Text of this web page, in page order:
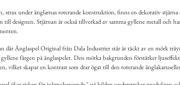
strax under änglarnas roterande konstruktion, finns en dekorativ
till designen. Stjärnan är också tillverkad av samma gyllene metall och
där Änglaspel Original från Dala Industrier står är täckt av en mörk
färgen på änglaspelet. Den mörka bakgrunden förstärker
vilket skapar en kontrast som drar ögat till den roterande